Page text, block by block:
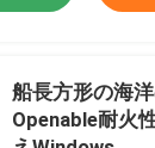
船長方形の海
Openable耐火